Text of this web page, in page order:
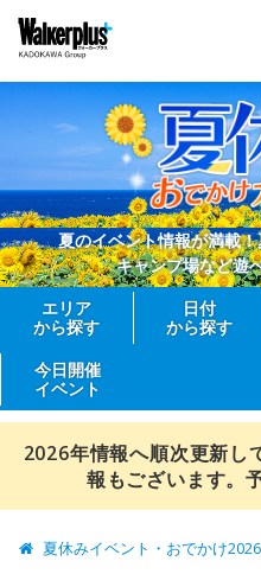
夏のイベント情報が満載
キャンプ場など遊
エリア
から探す
日付
から探す
今日開催
イベント
2026年情報へ順次更新し
報もございます。
夏休みイベント・おでかけ2026